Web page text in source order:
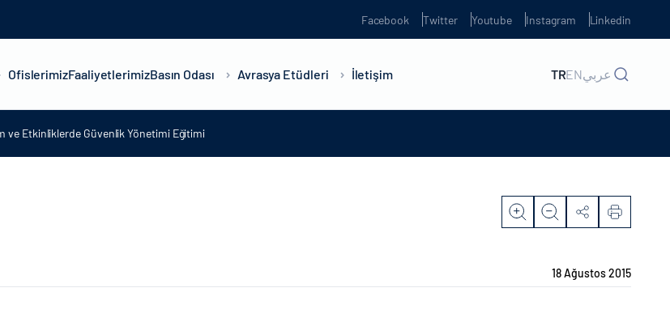
Facebook Twitter Youtube Instagram Linkedin
OfislerimizFaaliyetlerimizBasın Odası Avrasya Etüdleri İletişim TRENعربي
ve Etkinliklerde Güvenlik Yönetimi Eğitimi
18 Ağustos 2015